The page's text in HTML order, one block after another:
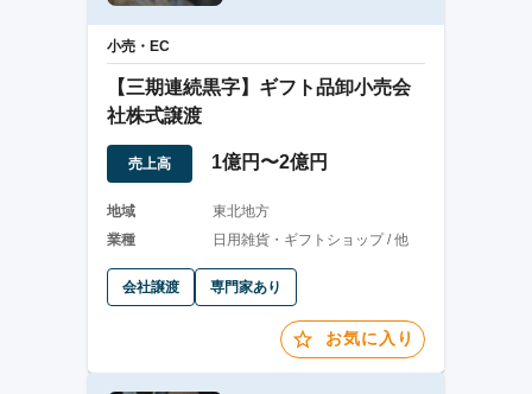
小売・EC
【三期連続黒字】ギフト品卸小売会
社株式譲渡
売上高 1億円〜2億円
地域
東北地方
業種
日用雑貨・ギフトショップ / 他
会社譲渡 専門家あり
お気に入り